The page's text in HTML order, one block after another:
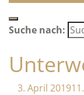
Suche nach:
3. April 2019